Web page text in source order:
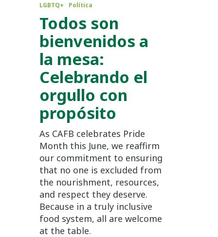
LGBTQ+
Política
Todos son
bienvenidos a
la mesa:
Celebrando el
orgullo con
propósito
As CAFB celebrates Pride
Month this June, we reaffirm
our commitment to ensuring
that no one is excluded from
the nourishment, resources,
and respect they deserve.
Because in a truly inclusive
food system, all are welcome
at the table.